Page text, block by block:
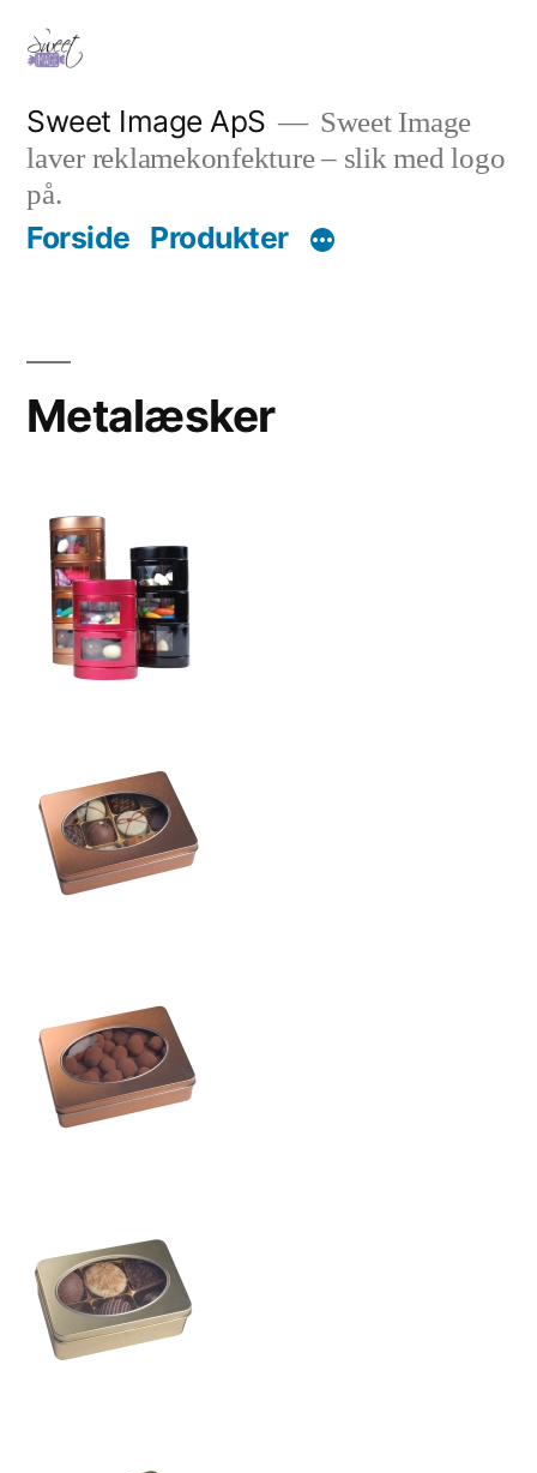
Videre
indhold
Sweet Image ApS
Sweet Image
laver reklamekonfekture – slik med logo
på.
Forside Produkter
Metalæsker